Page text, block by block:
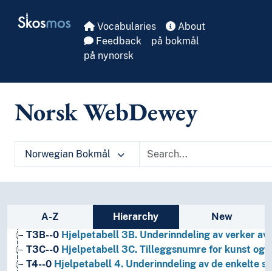
Skosmos Vocabularies
About
Feedback
på bokmål
på nynorsk
Norsk WebDewey
Norwegian Bokmål
Sidebar listing: list and traverse
A-Z Hierarchy New
1 Filosofi og psykologi
Historie og geografi
Hjelpetabell 3. Underinndeling av kunst, av
T3A--0
Hjelpetabell 3A. Underinndeling av verker
T3B--0 Hjelpetabell 3B. Underinndeling av verker
T3C--0 Hjelpetabell 3C. Tilleggsnumre for kunst og
T4--0 Hjelpetabell 4. Underinndeling av de enkelte